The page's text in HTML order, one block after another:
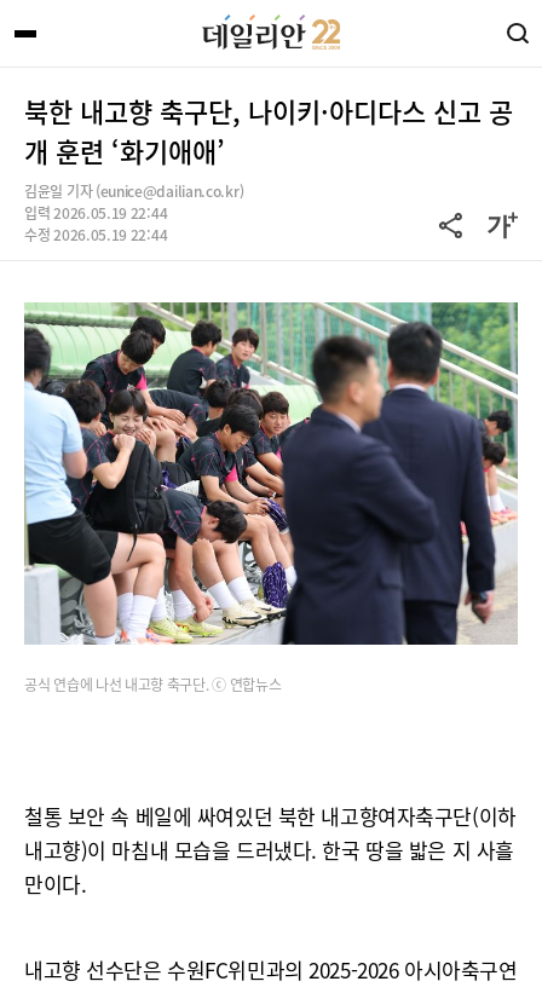
북한 내고향 축구단, 나이키·아디다스 신고 공
개 훈련 ‘화기애애’
김윤일 기자 (eunice@dailian.co.kr)
입력 2026.05.19 22:44
수정 2026.05.19 22:44
공식 연습에 나선 내고향 축구단. ⓒ 연합뉴스
철통 보안 속 베일에 싸여있던 북한 내고향여자축구단(이하
내고향)이 마침내 모습을 드러냈다. 한국 땅을 밟은 지 사흘
만이다.
내고향 선수단은 수원FC위민과의 2025-2026 아시아축구연